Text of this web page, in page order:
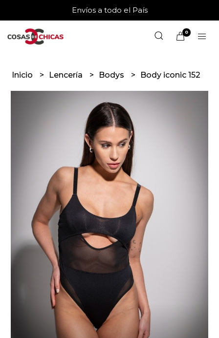
Envíos a todo el País
0
Inicio Lencería Bodys Body iconic 152